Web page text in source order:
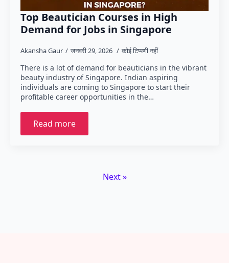
Top Beautician Courses in High
Demand for Jobs in Singapore
Akansha Gaur जनवरी 29, 2026 कोई टिप्पणी नहीं
There is a lot of demand for beauticians in the vibrant
beauty industry of Singapore. Indian aspiring
individuals are coming to Singapore to start their
profitable career opportunities in the…
Read more
Next »